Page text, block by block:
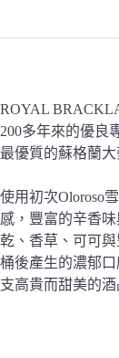
ROYAL
200多年來的優良
最優質的蘇格蘭
使用初次Oloroso
感，豐富的辛香
乾、香草、可可
桶後產生的濃郁
支高貴而甜美的